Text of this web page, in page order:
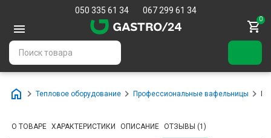
050 335 61 34 067 299 61 34
0
Тепловое оборудование Профессиональные вафельницы
О ТОВАРЕ ХАРАКТЕРИСТИКИ ОПИСАНИЕ ОТЗЫВЫ (1)